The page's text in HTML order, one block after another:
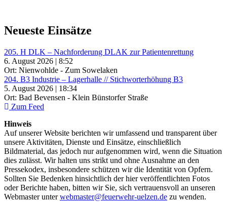
Neueste Einsätze
205. H DLK – Nachforderung DLAK zur Patientenrettung
6. August 2026 | 8:52
Ort: Nienwohlde - Zum Sowelaken
204. B3 Industrie – Lagerhalle // Stichworterhöhung B3
5. August 2026 | 18:34
Ort: Bad Bevensen - Klein Bünstorfer Straße
Zum Feed
Hinweis
Auf unserer Website berichten wir umfassend und transparent über
unsere Aktivitäten, Dienste und Einsätze, einschließlich
Bildmaterial, das jedoch nur aufgenommen wird, wenn die Situation
dies zulässt. Wir halten uns strikt und ohne Ausnahme an den
Pressekodex, insbesondere schützen wir die Identität von Opfern.
Sollten Sie Bedenken hinsichtlich der hier veröffentlichten Fotos
oder Berichte haben, bitten wir Sie, sich vertrauensvoll an unseren
Webmaster unterwebmaster@feuerwehr-uelzen.de zu wenden.